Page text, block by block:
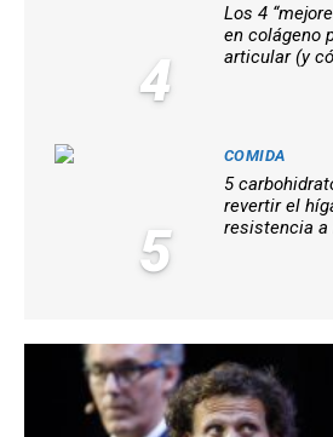
4
Los 4
en colágeno
articular (y
5
COMIDA
5
revertir el
resistencia a